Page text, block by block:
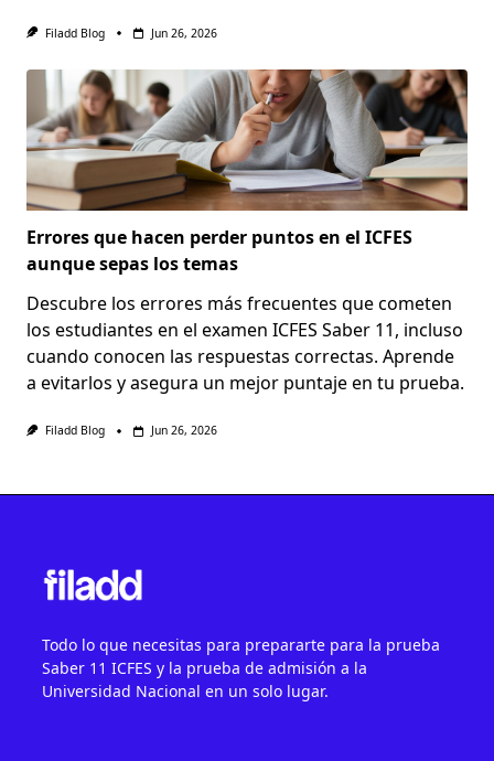
Filadd Blog Jun 26, 2026
Errores que hacen perder puntos en el ICFES
aunque sepas los temas
Descubre los errores más frecuentes que cometen
los estudiantes en el examen ICFES Saber 11, incluso
cuando conocen las respuestas correctas. Aprende
a evitarlos y asegura un mejor puntaje en tu prueba.
Filadd Blog Jun 26, 2026
Todo lo que necesitas para prepararte para la prueba
Saber 11 ICFES y la prueba de admisión a la
Universidad Nacional en un solo lugar.